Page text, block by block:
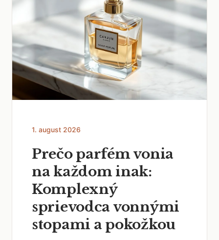
1. august 2026
Prečo parfém vonia
na každom inak:
Komplexný
sprievodca vonnými
stopami a pokožkou